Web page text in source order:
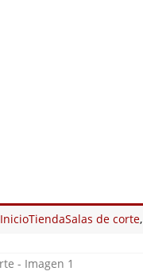
InicioTiendaSalas de corte,